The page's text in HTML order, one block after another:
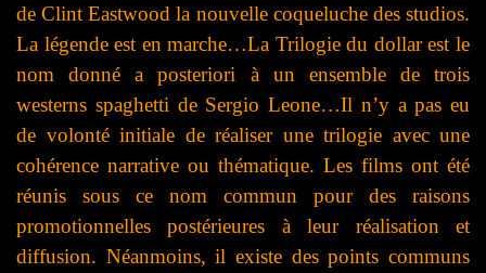
de Clint Eastwood la nouvelle coqueluche des studios.
La légende est en marche…La Trilogie du dollar est le
nom donné a posteriori à un ensemble de trois
westerns spaghetti de Sergio Leone…Il n’y a pas eu
de volonté initiale de réaliser une trilogie avec une
cohérence narrative ou thématique. Les films ont été
réunis sous ce nom commun pour des raisons
promotionnelles postérieures à leur réalisation et
diffusion. Néanmoins, il existe des points communs